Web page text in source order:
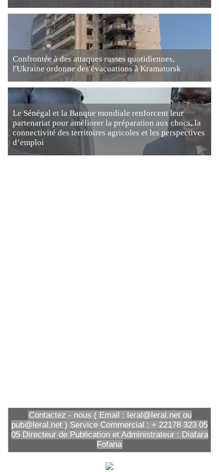
Confrontée à des attaques russes quotidiennes,
l'Ukraine ordonne des évacuations à Kramatorsk
Le Sénégal et la Banque mondiale renforcent leur
partenariat pour améliorer la préparation aux chocs, la
connectivité des territoires agricoles et les perspectives
d’emploi
Contactez - nous ( Email : leral@leral.net ou
pub@leral.net ) Service Commercial : + 22178 323 05
05 Directeur de Publication et Administrateur : Diafara
Fofana